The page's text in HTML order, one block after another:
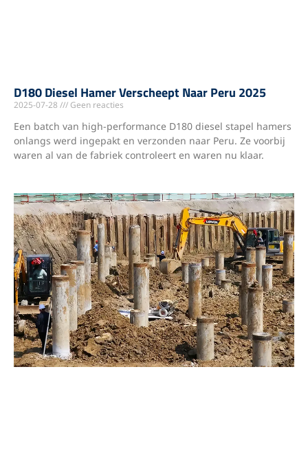
D180 Diesel Hamer Verscheept Naar Peru 2025
2025-07-28 Geen reacties
Een batch van high-performance D180 diesel stapel hamers
onlangs werd ingepakt en verzonden naar Peru. Ze voorbij
waren al van de fabriek controleert en waren nu klaar.